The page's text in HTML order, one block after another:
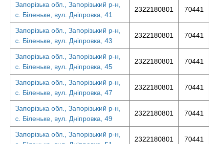
Запорізька обл., Запорізький р-н,
с. Біленьке, вул. Дніпровка, 41
2322180801 70441
Запорізька обл., Запорізький р-н,
с. Біленьке, вул. Дніпровка, 43
2322180801 70441
Запорізька обл., Запорізький р-н,
с. Біленьке, вул. Дніпровка, 45
2322180801 70441
Запорізька обл., Запорізький р-н,
с. Біленьке, вул. Дніпровка, 47
2322180801 70441
Запорізька обл., Запорізький р-н,
с. Біленьке, вул. Дніпровка, 49
2322180801 70441
Запорізька обл., Запорізький р-н,
2322180801 70441